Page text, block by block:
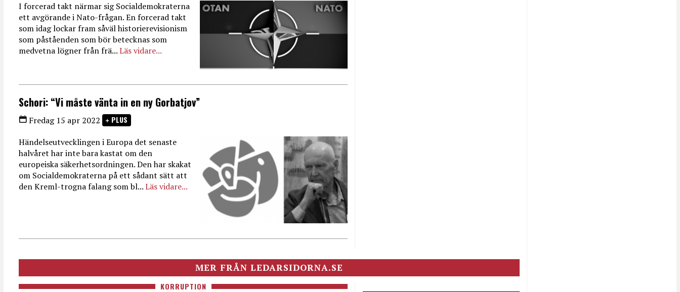
I forcerad takt närmar sig Socialdemokraterna
ett avgörande i Nato-frågan. En forcerad takt
som idag lockar fram såväl historierevisionism
som påståenden som bör betecknas som
medvetna lögner från frä...Läs vidare...
Schori: “Vi måste vänta in en ny Gorbatjov”
Fredag 15 apr 2022 PLUS
Händelseutvecklingen i Europa det senaste
halvåret har inte bara kastat om den
europeiska säkerhetsordningen. Den har skakat
om Socialdemokraterna på ett sådant sätt att
den Kreml-trogna falang som bl...Läs vidare...
MER FRÅN LEDARSIDORNA.SE
KORRUPTION